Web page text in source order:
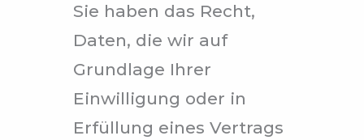
Sie haben das Recht,
Daten, die wir auf
Grundlage Ihrer
Einwilligung oder in
Erfüllung eines Vertrags